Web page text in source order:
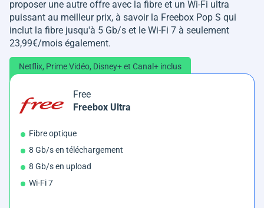
proposer une autre offre avec la fibre et un Wi-Fi ultra
puissant au meilleur prix, à savoir la Freebox Pop S qui
inclut la fibre jusqu'à 5 Gb/s et le Wi-Fi 7 à seulement
23,99€/mois également.
Netflix, Prime Vidéo, Disney+ et Canal+ inclus
Free
Freebox Ultra
Fibre optique
8 Gb/s en téléchargement
8 Gb/s en upload
Wi-Fi 7